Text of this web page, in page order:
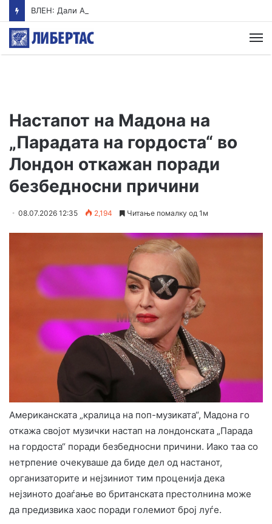
Настапот на Мадона на
„Парадата на гордоста“ во
Лондон откажан поради
безбедносни причини
08.07.2026 12:35 2,194 Читање помалку од 1м
Американската „кралица на поп-музиката“, Мадона го
откажа својот музички настап на лондонската „Парада
на гордоста“ поради безбедносни причини. Иако таа со
нетрпение очекуваше да биде дел од настанот,
организаторите и нејзиниот тим проценија дека
нејзиното доаѓање во британската престолнина може
да предизвика хаос поради големиот број луѓе.